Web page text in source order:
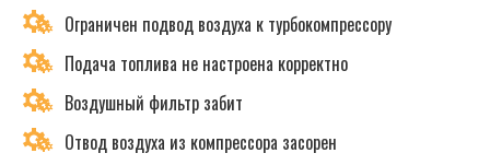
Ограничен подвод воздуха к турбокомпрессору
Подача топлива не настроена корректно
Воздушный фильтр забит
Отвод воздуха из компрессора засорен